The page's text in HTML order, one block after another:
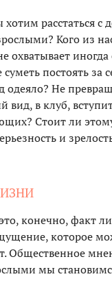
расстаться с
Кого из
охватывает иногда
суметь постоять за
одеяло? Не
в клуб,
Стоит ли
и
конечно, факт
которое
Общественное
мы